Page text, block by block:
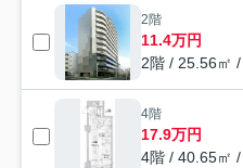
2階
11.4万円
2階 / 25.56㎡
4階
17.9万円
4階 / 40.65㎡